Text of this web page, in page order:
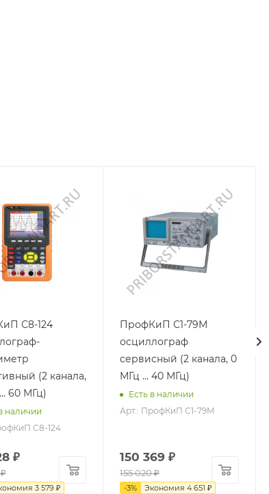
С8-124
(2 канала,
60 МГц)
наличии
С8-124
₽
3 579 ₽
ПрофКиП С1-79М
осциллограф
сервисный (2 канала, 0
МГц … 40 МГц)
Есть в наличии
Арт.: ПрофКиП С1-79М
150 369 ₽
155 020₽
-3% Экономия 4 651 ₽